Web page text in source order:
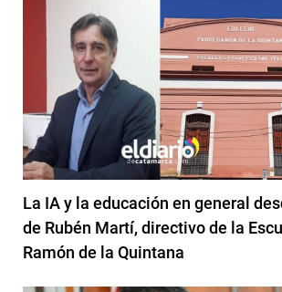
La IA y la educación en general
de Rubén Martí, directivo de la
Ramón de la Quintana